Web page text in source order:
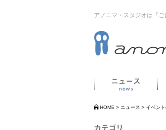
アノニマ・スタジオは「
ニ
HOME > ニュース > イベン